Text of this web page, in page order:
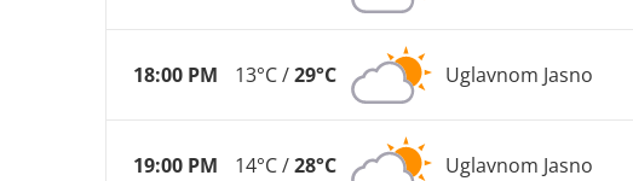
18:00 PM 13°C /29°C Uglavnom Jasno
19:00 PM 14°C /28°C Uglavnom Jasno